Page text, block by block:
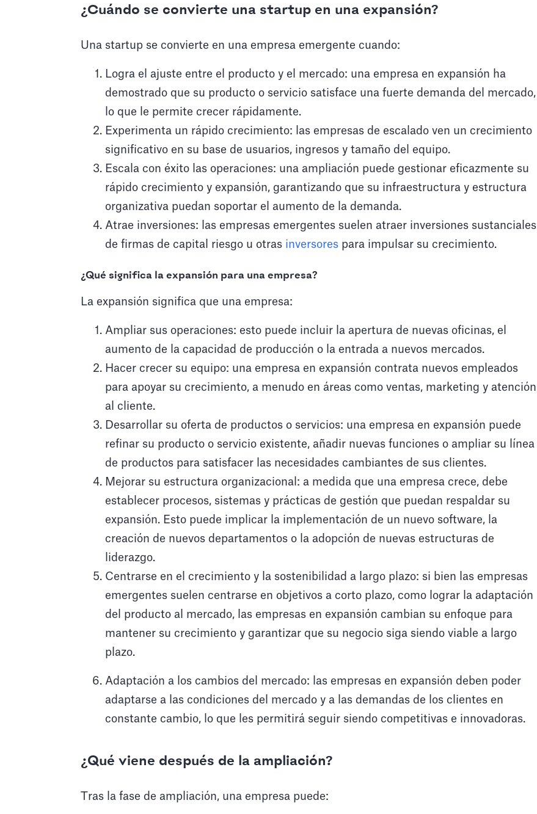
¿Cuándo se convierte una startup en una expansión?
Una startup se convierte en una empresa emergente cuando:
Logra el ajuste entre el producto y el mercado: una empresa en expansión ha
demostrado que su producto o servicio satisface una fuerte demanda del mercado,
lo que le permite crecer rápidamente.
Experimenta un rápido crecimiento: las empresas de escalado ven un crecimiento
significativo en su base de usuarios, ingresos y tamaño del equipo.
Escala con éxito las operaciones: una ampliación puede gestionar eficazmente su
rápido crecimiento y expansión, garantizando que su infraestructura y estructura
organizativa puedan soportar el aumento de la demanda.
Atrae inversiones: las empresas emergentes suelen atraer inversiones sustanciales
de firmas de capital riesgo u otras inversores para impulsar su crecimiento.
¿Qué significa la expansión para una empresa?
La expansión significa que una empresa:
Ampliar sus operaciones: esto puede incluir la apertura de nuevas oficinas, el
aumento de la capacidad de producción o la entrada a nuevos mercados.
Hacer crecer su equipo: una empresa en expansión contrata nuevos empleados
para apoyar su crecimiento, a menudo en áreas como ventas, marketing y atención
al cliente.
Desarrollar su oferta de productos o servicios: una empresa en expansión puede
refinar su producto o servicio existente, añadir nuevas funciones o ampliar su línea
de productos para satisfacer las necesidades cambiantes de sus clientes.
Mejorar su estructura organizacional: a medida que una empresa crece, debe
establecer procesos, sistemas y prácticas de gestión que puedan respaldar su
expansión. Esto puede implicar la implementación de un nuevo software, la
creación de nuevos departamentos o la adopción de nuevas estructuras de
liderazgo.
Centrarse en el crecimiento y la sostenibilidad a largo plazo: si bien las empresas
emergentes suelen centrarse en objetivos a corto plazo, como lograr la adaptación
del producto al mercado, las empresas en expansión cambian su enfoque para
mantener su crecimiento y garantizar que su negocio siga siendo viable a largo
plazo.
Adaptación a los cambios del mercado: las empresas en expansión deben poder
adaptarse a las condiciones del mercado y a las demandas de los clientes en
constante cambio, lo que les permitirá seguir siendo competitivas e innovadoras.
¿Qué viene después de la ampliación?
Tras la fase de ampliación, una empresa puede: